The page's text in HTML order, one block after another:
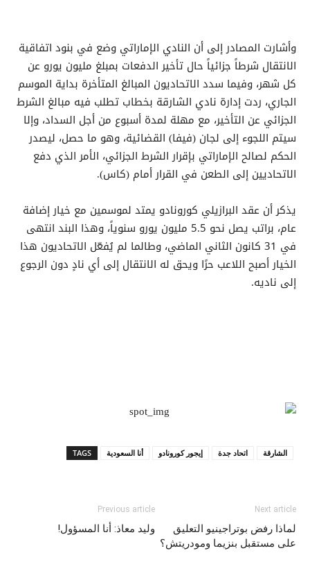
وأشارت المصادر إلى أن النادي الإماراتي وضع في بنود اتفاقية
الانتقال شرطاً جزائياً حال تأخير الدفعات بمبلغ مليون يورو عن
كل شهر، وفيما سدد الاتحاديون المبالغ المتأخرة بداية الموسم
الجاري، ردت إدارة نادي الشارقة بخطاب تطلب فيه مبالغ الشرط
الجزائي عن التأخير، مع مهلة لمدة أسبوع من أجل السداد، وإلا
سيتم اللجوء إلى لجان (فيفا) القضائية، وهو ما حصل، ليصدر
الحكم لصالح الإماراتي بإقرار الشرط الجزائي، الأمر الذي دفع
الاتحاديين إلى الطعن في القرار أمام (كاس).
يذكر أن عقد البرازيلي كورونادو يمتد لموسمين مع خيار إضافة
عام، براتب يصل نحو 5.5 مليون يورو سنوياً، وهذا البند انتهى
في 31 كانون الثاني الماضي، وطالما لم يُفعّل الاتحاديون هذا
الخيار أصبح اللاعب حرًا ويحق له الانتقال إلى أي نادٍ دون الرجوع
إلى ناديه.
TAGS أنا السعودية إيجور كورونادو اتحاد جدة الشارقة
Previous article
وليد معاذ: أنا المسؤول!
Next article
لماذا رفض بوتراجينيو التعليق
على مستقبل بنزيما ومودريتش؟